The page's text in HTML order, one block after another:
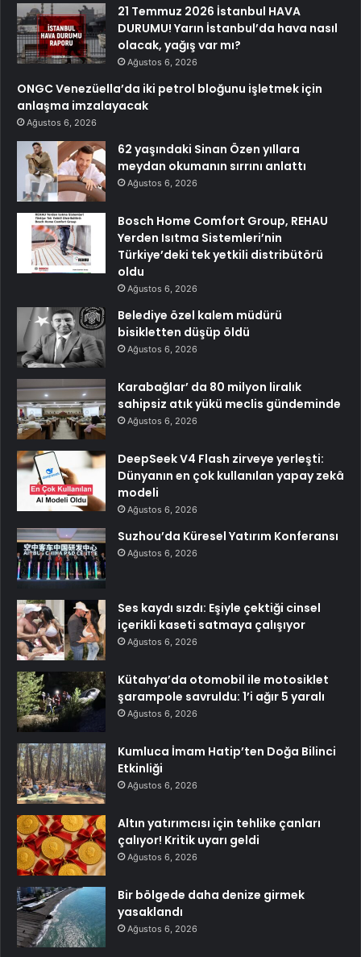
21 Temmuz 2026 İstanbul HAVA
DURUMU! Yarın İstanbul’da hava nasıl
olacak, yağış var mı?
Ağustos 6, 2026
ONGC Venezüella’da iki petrol bloğunu işletmek için
anlaşma imzalayacak
Ağustos 6, 2026
62 yaşındaki Sinan Özen yıllara
meydan okumanın sırrını anlattı
Ağustos 6, 2026
Bosch Home Comfort Group, REHAU
Yerden Isıtma Sistemleri’nin
Türkiye’deki tek yetkili distribütörü
oldu
Ağustos 6, 2026
Belediye özel kalem müdürü
bisikletten düşüp öldü
Ağustos 6, 2026
Karabağlar’ da 80 milyon liralık
sahipsiz atık yükü meclis gündeminde
Ağustos 6, 2026
DeepSeek V4 Flash zirveye yerleşti:
Dünyanın en çok kullanılan yapay zekâ
modeli
Ağustos 6, 2026
Suzhou’da Küresel Yatırım Konferansı
Ağustos 6, 2026
Ses kaydı sızdı: Eşiyle çektiği cinsel
içerikli kaseti satmaya çalışıyor
Ağustos 6, 2026
Kütahya’da otomobil ile motosiklet
şarampole savruldu: 1’i ağır 5 yaralı
Ağustos 6, 2026
Kumluca İmam Hatip’ten Doğa Bilinci
Etkinliği
Ağustos 6, 2026
Altın yatırımcısı için tehlike çanları
çalıyor! Kritik uyarı geldi
Ağustos 6, 2026
Bir bölgede daha denize girmek
yasaklandı
Ağustos 6, 2026